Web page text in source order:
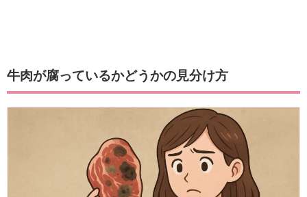
牛肉が腐っているかどうかの見分け方